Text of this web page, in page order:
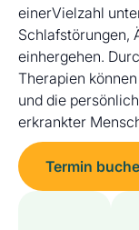
einerVielzahl
Schlafstörungen,
einhergehen.
Therapien
und die
erkrankter
Termin